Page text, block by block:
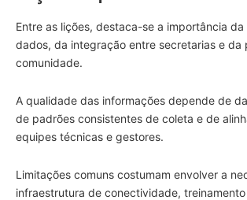
Entre as lições, destaca-se a importância
dados, da integração entre secretarias e da
comunidade.
A qualidade das informações depende de
de padrões consistentes de coleta e de
equipes técnicas e gestores.
Limitações comuns costumam envolver a
infraestrutura de conectividade,